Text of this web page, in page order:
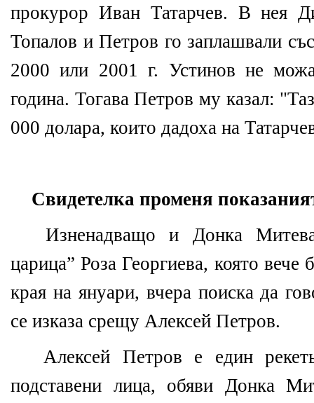
прокурор Иван Татарчев. В нея
Топалов и Петров го заплашвали
2000 или 2001 г. Устинов не
година. Тогава Петров му казал:
000 долара, които дадоха на
Свидетелка променя
Изненадващо и Донка
царица” Роза Георгиева, която вече
края на януари, вчера поиска да
се изказа срещу Алексей Петров.
Алексей Петров е един
подставени лица, обяви Донка